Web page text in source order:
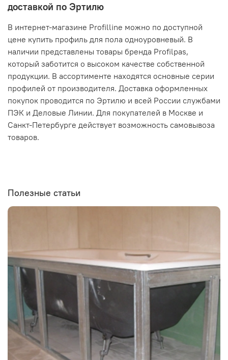
доставкой по Эртилю
В интернет-магазине Profilline можно по доступной
цене купить профиль для пола одноуровневый. В
наличии представлены товары бренда Profilpas,
который заботится о высоком качестве собственной
продукции. В ассортименте находятся основные серии
профилей от производителя. Доставка оформленных
покупок проводится по Эртилю и всей России службами
ПЭК и Деловые Линии. Для покупателей в Москве и
Санкт-Петербурге действует возможность самовывоза
товаров.
Полезные статьи